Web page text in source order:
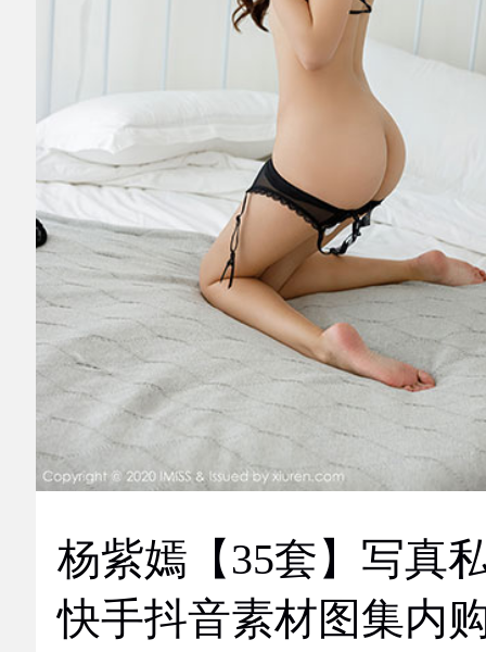
杨紫嫣【35套】写真
快手抖音素材图集内